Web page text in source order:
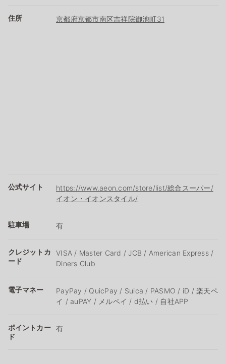
住所 京都府京都市南区吉祥院御池町31
公式サイト
https://www.aeon.com/store/list/総合スーパー/
イオン・イオンスタイル/
駐車場 有
クレジットカ
ード
VISA / Master Card / JCB / American Express /
Diners Club
電子マネー
PayPay / QuicPay / Suica / PASMO / iD / 楽天ペ
イ / auPAY / メルペイ / d払い / 自社APP
ポイントカー
ド
有